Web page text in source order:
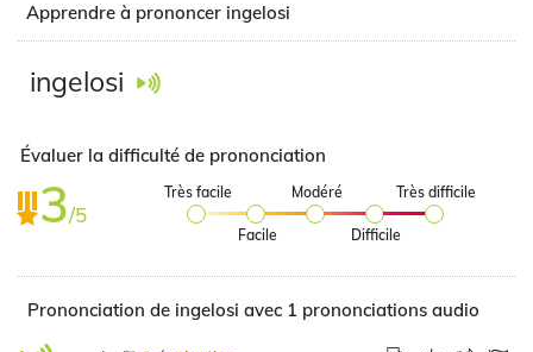
Apprendre à prononcer ingelosi
ingelosi
Évaluer la difficulté de prononciation
3/5
Très facile
Facile
Modéré
Difficile
Très difficile
Prononciation de ingelosi avec 1 prononciations audio